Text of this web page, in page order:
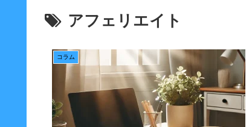
アフェリエイト
コラム